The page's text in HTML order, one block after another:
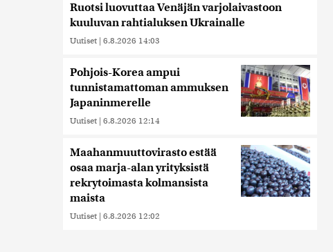
Ruotsi luovuttaa Venäjän varjolaivastoon
kuuluvan rahtialuksen Ukrainalle
Uutiset | 6.8.2026 14:03
Pohjois-Korea ampui
tunnistamattoman ammuksen
Japaninmerelle
Uutiset | 6.8.2026 12:14
Maahanmuuttovirasto estää
osaa marja-alan yrityksistä
rekrytoimasta kolmansista
maista
Uutiset | 6.8.2026 12:02